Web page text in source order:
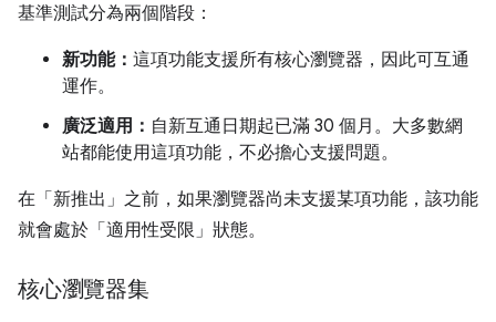
基準測試分為兩個階段：
新功能： 這項功能支援所有核心瀏覽器，因此可互通
運作。
廣泛適用： 自新互通日期起已滿 30 個月。大多數網
站都能使用這項功能，不必擔心支援問題。
在「新推出」之前，如果瀏覽器尚未支援某項功能，該功能
就會處於「適用性受限」 狀態。
核心瀏覽器集